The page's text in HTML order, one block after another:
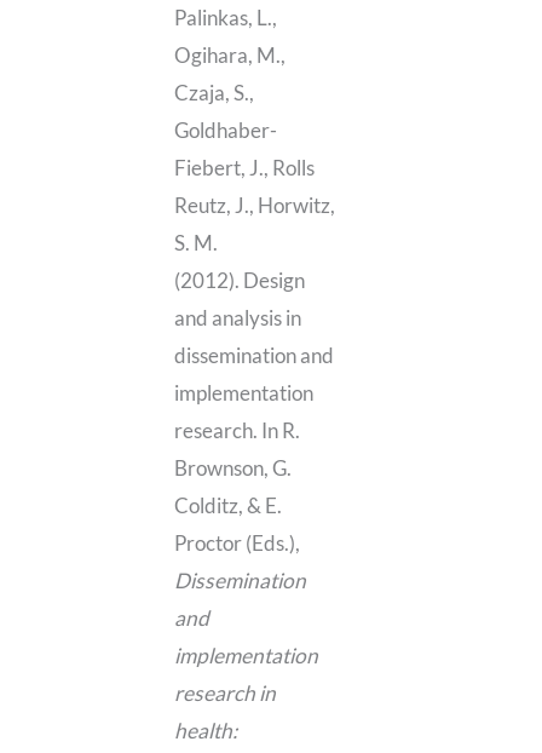
Palinkas, L.,
Ogihara, M.,
Czaja, S.,
Goldhaber-
Fiebert, J., Rolls
Reutz, J., Horwitz,
S. M.
(2012). Design
and analysis in
dissemination and
implementation
research. In R.
Brownson, G.
Colditz, & E.
Proctor (Eds.),
Dissemination
and
implementation
research in
health: